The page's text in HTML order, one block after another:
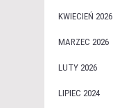
KWIECIEŃ 2026
MARZEC 2026
LUTY 2026
LIPIEC 2024